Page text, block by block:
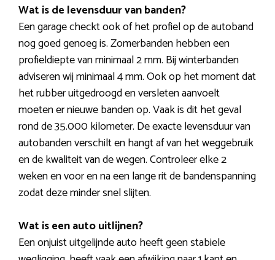
Wat is de levensduur van banden?
Een garage checkt ook of het profiel op de autoband
nog goed genoeg is. Zomerbanden hebben een
profieldiepte van minimaal 2 mm. Bij winterbanden
adviseren wij minimaal 4 mm. Ook op het moment dat
het rubber uitgedroogd en versleten aanvoelt
moeten er nieuwe banden op. Vaak is dit het geval
rond de 35.000 kilometer. De exacte levensduur van
autobanden verschilt en hangt af van het weggebruik
en de kwaliteit van de wegen. Controleer elke 2
weken en voor en na een lange rit de bandenspanning
zodat deze minder snel slijten.
Wat is een auto uitlijnen?
Een onjuist uitgelijnde auto heeft geen stabiele